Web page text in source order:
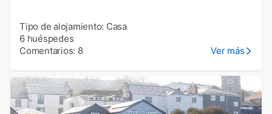
Tipo de alojamiento: Casa
6 huéspedes
Comentarios: 8
Ver más